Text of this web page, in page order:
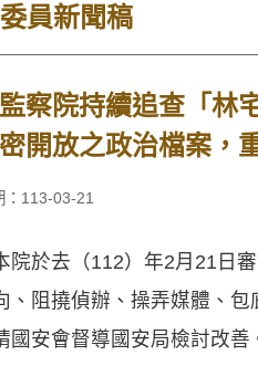
員新聞稿
監察院持續追查「林
密開放之政治檔案，
：113-03-21
院於去（112）年2月21日
、阻撓偵辦、操弄媒體、
國安會督導國安局檢討改善